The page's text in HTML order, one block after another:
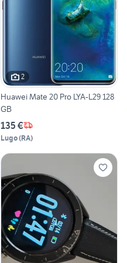
2
Huawei Mate 20 Pro LYA-L29 128
GB
135 €
Lugo(RA)